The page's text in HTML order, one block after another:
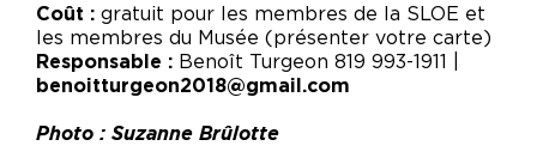
Coût : gratuit pour les membres de la SLOE et
les membres du Musée (présenter votre carte)
Responsable : Benoît Turgeon 819 993-1911 |
benoitturgeon2018@gmail.com
Photo : Suzanne Brûlotte